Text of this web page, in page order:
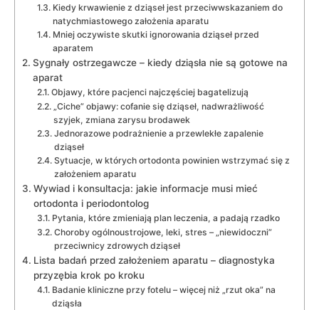
Kiedy krwawienie z dziąseł jest przeciwwskazaniem do
natychmiastowego założenia aparatu
Mniej oczywiste skutki ignorowania dziąseł przed
aparatem
Sygnały ostrzegawcze – kiedy dziąsła nie są gotowe na
aparat
Objawy, które pacjenci najczęściej bagatelizują
„Ciche” objawy: cofanie się dziąseł, nadwrażliwość
szyjek, zmiana zarysu brodawek
Jednorazowe podrażnienie a przewlekłe zapalenie
dziąseł
Sytuacje, w których ortodonta powinien wstrzymać się z
założeniem aparatu
Wywiad i konsultacja: jakie informacje musi mieć
ortodonta i periodontolog
Pytania, które zmieniają plan leczenia, a padają rzadko
Choroby ogólnoustrojowe, leki, stres – „niewidoczni”
przeciwnicy zdrowych dziąseł
Lista badań przed założeniem aparatu – diagnostyka
przyzębia krok po kroku
Badanie kliniczne przy fotelu – więcej niż „rzut oka” na
dziąsła